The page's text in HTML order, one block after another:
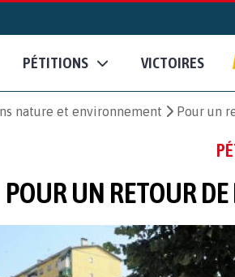
PÉTITIONS VICTOIRES
nature et environnement Pour un
POUR UN RETOUR DE